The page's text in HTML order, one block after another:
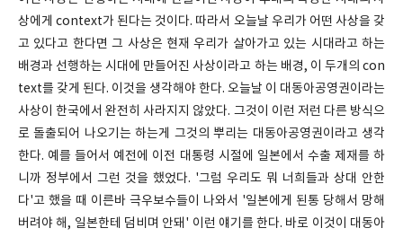
상에게 context가 된다는 것이다. 따라서 오늘날 우리가 어떤 사상을 갖
고 있다고 한다면 그 사상은 현재 우리가 살아가고 있는 시대라고 하는
배경과 선행하는 시대에 만들어진 사상이라고 하는 배경, 이 두개의 con
text를 갖게 된다. 이것을 생각해야 한다. 오늘날 이 대동아공영권이라는
사상이 한국에서 완전히 사라지지 않았다. 그것이 이런 저런 다른 방식으
로 돌출되어 나오기는 하는게 그것의 뿌리는 대동아공영권이라고 생각
한다. 예를 들어서 예전에 이전 대통령 시절에 일본에서 수출 제재를 하
니까 정부에서 그런 것을 했었다. '그럼 우리도 뭐 너희들과 상대 안한
다'고 했을 때 이른바 극우보수들이 나와서 '일본에게 된통 당해서 망해
버려야 해, 일본한테 덤비며 안돼' 이런 얘기를 한다. 바로 이것이 대동아